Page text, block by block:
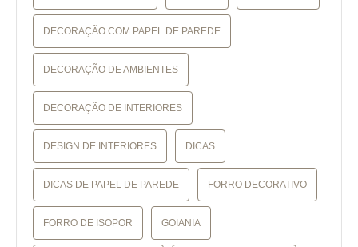
DECORAÇÃO COM PAPEL DE PAREDE
DECORAÇÃO DE AMBIENTES
DECORAÇÃO DE INTERIORES
DESIGN DE INTERIORES DICAS
DICAS DE PAPEL DE PAREDE FORRO DECORATIVO
FORRO DE ISOPOR GOIANIA